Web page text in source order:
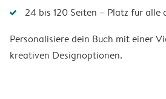
24 bis 120 Seiten – Platz für alle
Personalisiere dein Buch mit einer
kreativen Designoptionen.